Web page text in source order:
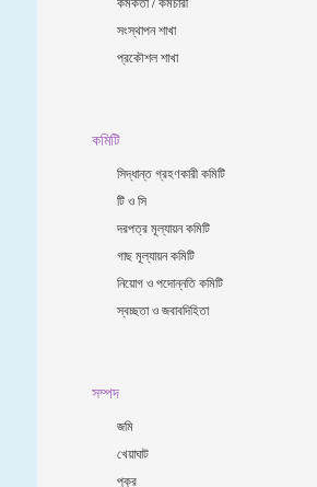
সংস্থাপন শাখা
প্রকৌশল শাখা
কমিটি
সিদ্ধান্ত গ্রহণকারী কমিটি
টি ও সি
দরপত্র মূল্যায়ন কমিটি
গাছ মূল্যায়ন কমিটি
নিয়োগ ও পদোন্নতি কমিটি
স্বচ্ছতা ও জবাবদিহিতা
সম্পদ
জমি
খেয়াঘাট
পুকুর